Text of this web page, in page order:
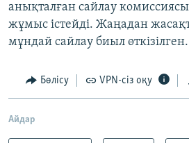
анықталған сайлау
жұмыс істейді. Жаңадан
мұндай сайлау биыл өткізілген.
Бөлісу VPN-сіз оқу
Айдар